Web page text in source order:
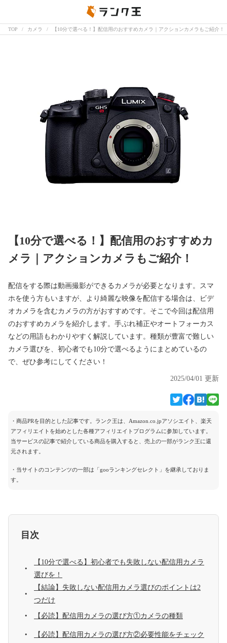
TOP カメラ 【10分で選べる！】配信用のおすすめカメラ｜アクションカメラもご紹介！
【10分で選べる！】配信用のおすすめカ
メラ｜アクションカメラもご紹介！
配信をする際は動画撮影ができるカメラが必要となります。スマ
ホを使う方もいますが、より綺麗な映像を配信する場合は、ビデ
オカメラを含むカメラの方がおすすめです。そこで今回は配信用
のおすすめカメラを紹介します。手ぶれ補正やオートフォーカス
などの用語もわかりやすく解説しています。種類が豊富で難しい
カメラ選びを、初心者でも10分で選べるようにまとめているの
で、ぜひ参考にしてください！
2025/04/01 更新
・商品PRを目的とした記事です。ランク王は、Amazon.co.jpアソシエイト、楽天
アフィリエイトを始めとした各種アフィリエイトプログラムに参加しています。
当サービスの記事で紹介している商品を購入すると、売上の一部がランク王に還
元されます。
・当サイトのコンテンツの一部は「gooランキングセレクト」を継承しておりま
す。
目次
【10分で選べる】初心者でも失敗しない配信用カメラ
選びを！
【結論】失敗しない配信用カメラ選びのポイントは2
つだけ
【必読】配信用カメラの選び方①カメラの種類
【必読】配信用カメラの選び方②必要性能をチェック